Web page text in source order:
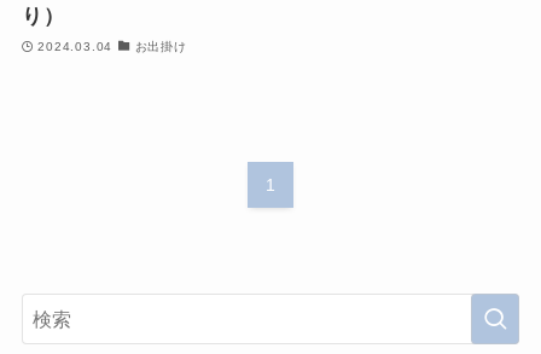
り）
2024.03.04 お出掛け
1